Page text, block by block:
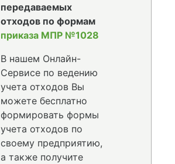
передаваемых
отходов по формам
приказа МПР №1028
В нашем Онлайн-
Сервисе по ведению
учета отходов Вы
можете бесплатно
формировать формы
учета отходов по
своему предприятию,
а также получите